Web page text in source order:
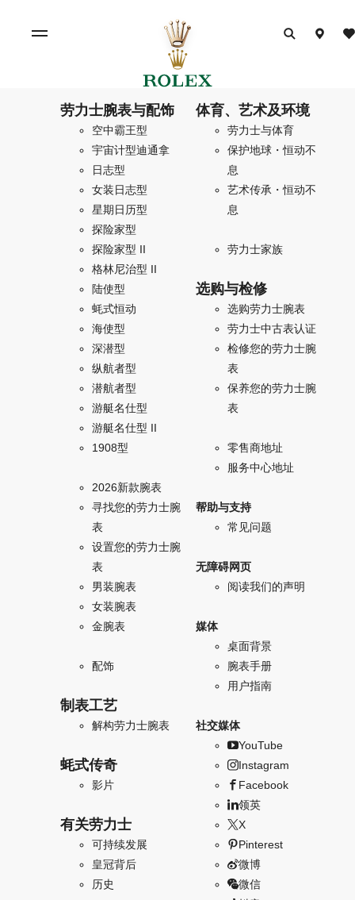
劳力士腕表与配饰
空中霸王型
宇宙计型迪通拿
日志型
女装日志型
星期日历型
探险家型
探险家型 II
格林尼治型 II
陆使型
蚝式恒动
海使型
深潜型
纵航者型
潜航者型
游艇名仕型
游艇名仕型 II
1908型
2026新款腕表
寻找您的劳力士腕
表
设置您的劳力士腕
表
男装腕表
女装腕表
金腕表
配饰
制表工艺
解构劳力士腕表
蚝式传奇
影片
有关劳力士
可持续发展
皇冠背后
历史
体育、艺术及环境
劳力士与体育
保护地球・恒动不
息
艺术传承・恒动不
息
劳力士家族
选购与检修
选购劳力士腕表
劳力士中古表认证
检修您的劳力士腕
表
保养您的劳力士腕
表
零售商地址
服务中心地址
帮助与支持
常见问题
无障碍网页
阅读我们的声明
媒体
桌面背景
腕表手册
用户指南
社交媒体
YouTube
Instagram
Facebook
领英
X
Pinterest
微博
微信